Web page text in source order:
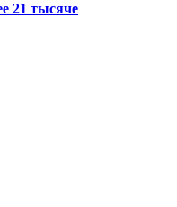
21 тысяче